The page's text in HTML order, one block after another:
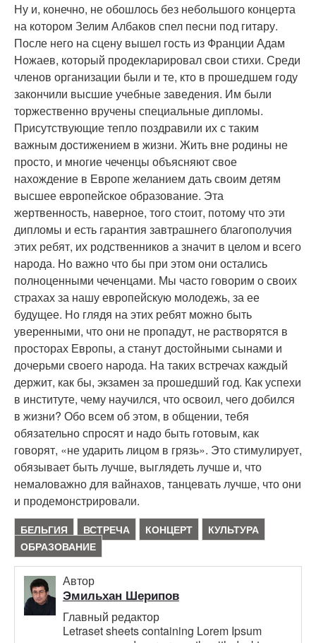
Ну и, конечно, не обошлось без небольшого концерта
на котором Зелим Албаков спел пeсни пoд гитaру.
После него на сцену вышел гость из Франции Адам
Ножаев, который продекларировал свои стихи. Среди
членов организации были и те, кто в прошедшем году
закончили высшие учебные заведения. Им были
торжественно вручены специальные дипломы.
Присутствующие тепло поздравили их с таким
важным достижением в жизни. Жить вне родины не
просто, и многие чеченцы объясняют свое
нахождение в Европе желанием дать своим детям
высшее европейское образование. Эта
жертвенность, наверное, того стоит, потому что эти
дипломы и есть гарантия завтрашнего благополучия
этих ребят, их родственников а значит в целом и всего
народа. Нo важно что бы при этом они остались
полноценными чеченцами. Мы часто говорим о своих
страхах за нашу европейскую молодежь, за ее
будущее. Но глядя на этих ребят можно быть
уверенными, что они не пропадут, не растворятся в
просторах Европы, а станут достойными сынами и
дочерьми своего народа. На таких встречах каждый
держит, как бы, экзамен за прошедший год. Как успехи
в институте, чему научился, что освоил, чего добился
в жизни? Обо всем об этом, в общении, тебя
обязательно спросят и надо быть готовым, как
говорят, «не ударить лицом в грязь». Это стимулирует,
обязывает быть лучше, выглядеть лучше и, что
немаловажно для вайнахов, танцевать лучше, что они
и продемонстрировали.
БЕЛЬГИЯ ВСТРЕЧА КОНЦЕРТ
КУЛЬТУРА
ОБРАЗОВАНИЕ
Автор
Эмильхан Шерипов
Главный редактор
Letraset sheets containing Lorem Ipsum